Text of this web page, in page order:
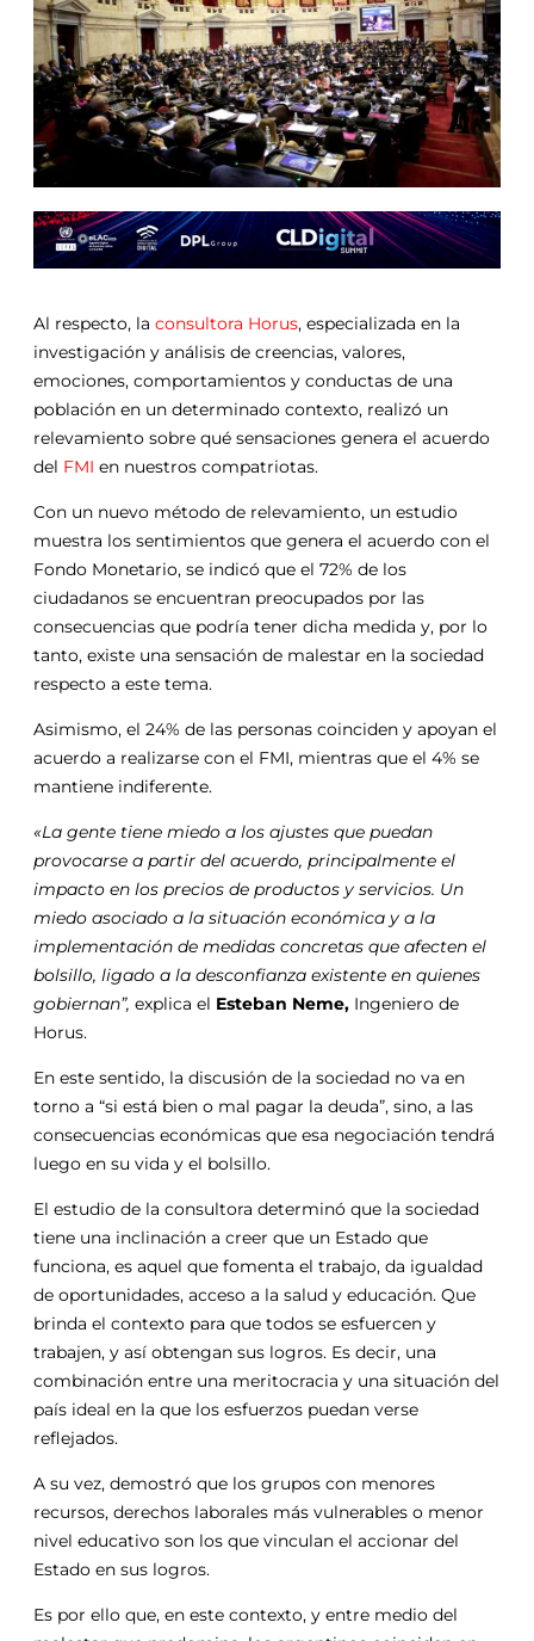
Al respecto, la consultora Horus, especializada en la
investigación y análisis de creencias, valores,
emociones, comportamientos y conductas de una
población en un determinado contexto, realizó un
relevamiento sobre qué sensaciones genera el acuerdo
del FMI en nuestros compatriotas.
Con un nuevo método de relevamiento, un estudio
muestra los sentimientos que genera el acuerdo con el
Fondo Monetario, se indicó que el 72% de los
ciudadanos se encuentran preocupados por las
consecuencias que podría tener dicha medida y, por lo
tanto, existe una sensación de malestar en la sociedad
respecto a este tema.
Asimismo, el 24% de las personas coinciden y apoyan el
acuerdo a realizarse con el FMI, mientras que el 4% se
mantiene indiferente.
«La gente tiene miedo a los ajustes que puedan
provocarse a partir del acuerdo, principalmente el
impacto en los precios de productos y servicios. Un
miedo asociado a la situación económica y a la
implementación de medidas concretas que afecten el
bolsillo, ligado a la desconfianza existente en quienes
gobiernan”, explica el Esteban Neme, Ingeniero de
Horus.
En este sentido, la discusión de la sociedad no va en
torno a “si está bien o mal pagar la deuda”, sino, a las
consecuencias económicas que esa negociación tendrá
luego en su vida y el bolsillo.
El estudio de la consultora determinó que la sociedad
tiene una inclinación a creer que un Estado que
funciona, es aquel que fomenta el trabajo, da igualdad
de oportunidades, acceso a la salud y educación. Que
brinda el contexto para que todos se esfuercen y
trabajen, y así obtengan sus logros. Es decir, una
combinación entre una meritocracia y una situación del
país ideal en la que los esfuerzos puedan verse
reflejados.
A su vez, demostró que los grupos con menores
recursos, derechos laborales más vulnerables o menor
nivel educativo son los que vinculan el accionar del
Estado en sus logros.
Es por ello que, en este contexto, y entre medio del